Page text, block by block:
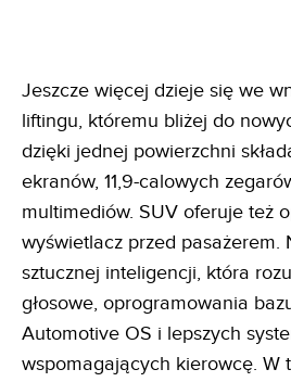
Jeszcze więcej dzieje się we
liftingu, któremu bliżej do
dzięki jednej powierzchni
ekranów, 11,9-calowych
multimediów. SUV oferuje też
wyświetlacz przed pasażerem.
sztucznej inteligencji, która
głosowe, oprogramowania
Automotive OS i lepszych
wspomagających kierowcę. W